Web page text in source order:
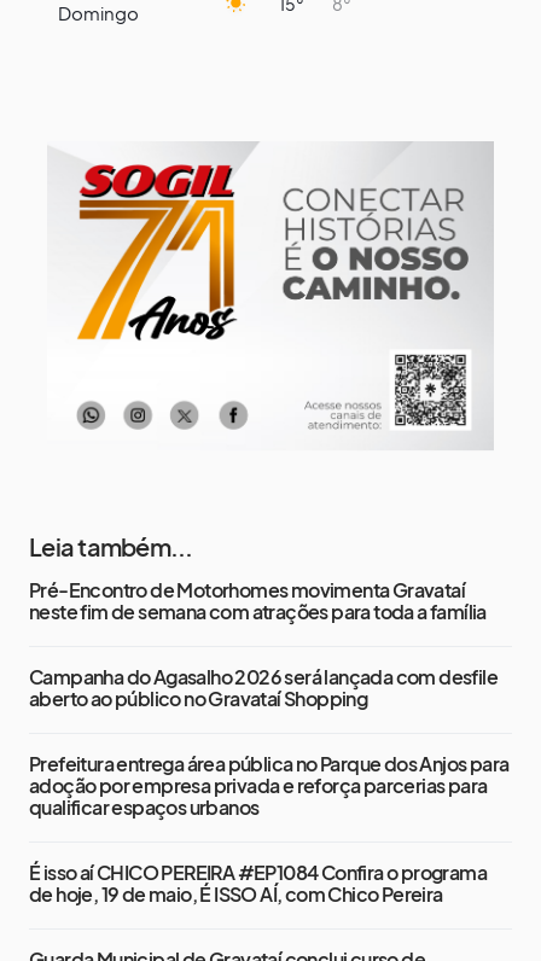
Domingo
12 de agosto
Quarta-Feira 13° 12°
13 de agosto
Quinta-Feira 13° 13°
Leia também...
Pré-Encontro de Motorhomes movimenta Gravataí
neste fim de semana com atrações para toda a família
Campanha do Agasalho 2026 será lançada com desfile
aberto ao público no Gravataí Shopping
Prefeitura entrega área pública no Parque dos Anjos para
adoção por empresa privada e reforça parcerias para
qualificar espaços urbanos
É isso aí CHICO PEREIRA #EP1084 Confira o programa
de hoje, 19 de maio, É ISSO AÍ, com Chico Pereira